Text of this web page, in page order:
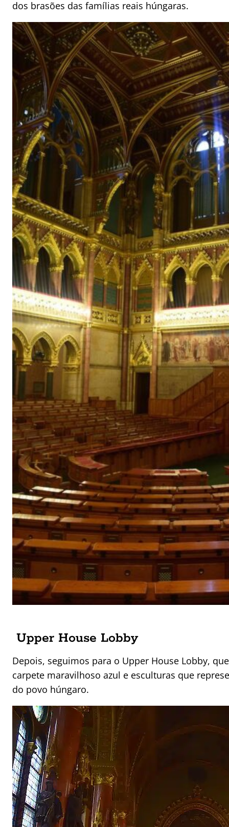
dos brasões das famílias reais húngaras.
Upper House Lobby
Depois, seguimos para o Upper House Lobby,
carpete maravilhoso azul e esculturas que
do povo húngaro.